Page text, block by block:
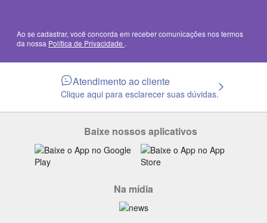
Ao se cadastrar, você concorda em receber comunicações nos termos
da nossa Política de Privacidade .
Atendimento ao cliente
Clique aqui para esclarecer suas dúvidas.
Baixe nossos aplicativos
Na mídia